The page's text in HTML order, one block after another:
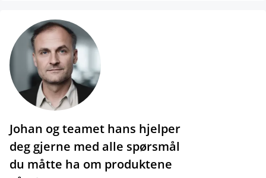
Johan og teamet hans hjelper
deg gjerne med alle spørsmål
du måtte ha om produktene